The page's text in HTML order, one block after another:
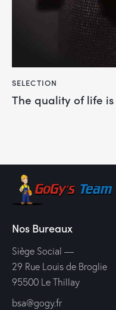
SELECTION
The quality of life
Nos Bureaux
Siège Social —
29 Rue Louis de Broglie
95500 Le Thillay
bsa@gogy.fr